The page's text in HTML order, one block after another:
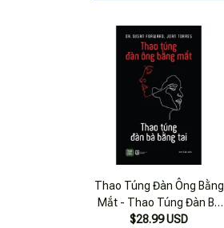
Thao Túng Đàn Ông Bằng
Mắt - Thao Túng Đàn Bà
Bằng Tai
$28.99 USD